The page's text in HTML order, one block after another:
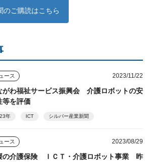
のご購読はこちら
ース 2023/11/22
がわ福祉サービス振興会 介護ロボットの安
等を評価
年 ICT シルバー産業新聞
ース 2023/08/29
の介護保険 ＩＣＴ・介護ロボット事業 昨